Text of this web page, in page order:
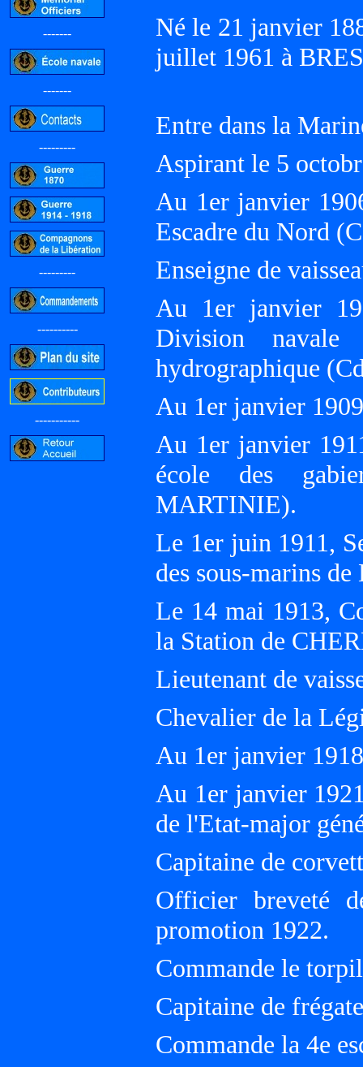
-------
-------
---------
---------
----------
-----------
Né le 21 janvier
juillet 1961 à
Entre dans la
Aspirant le 5
Au 1er janvier
Escadre du Nord
Enseigne de
Au 1er janvier
Division
hydrographique
Au 1er janvier
Au 1er janvier
école des
MARTINIE).
Le 1er juin 1911,
des sous-marins
Le 14 mai 1913,
la Station de
Lieutenant de
Chevalier de la
Au 1er janvier
Au 1er janvier
de l'Etat-major
Capitaine de
Officier breveté
promotion 1922.
Commande le
Capitaine de
Commande la 4e